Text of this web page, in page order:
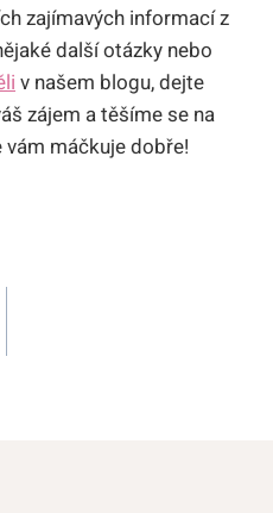
zajímavých informací z
další otázky nebo
v našem blogu, dejte
zájem a těšíme se na
máčkuje dobře!